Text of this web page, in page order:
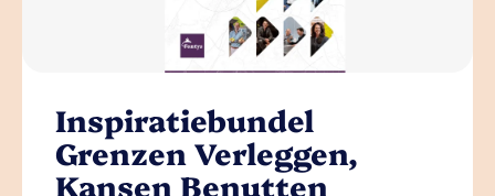
Inspiratiebundel
Grenzen Verleggen,
Kansen Benutten